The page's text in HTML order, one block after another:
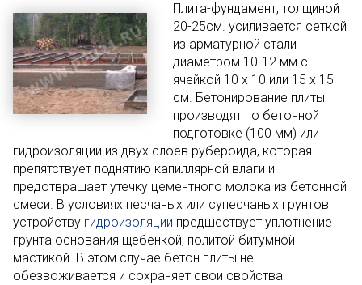
Плита-фундамент, толщиной
20-25см. усиливается сеткой
из арматурной стали
диаметром 10-12 мм с
ячейкой 10 x 10 или 15 x 15
см. Бетонирование плиты
производят по бетонной
подготовке (100 мм) или
гидроизоляции из двух слоев рубероида, которая
препятствует поднятию капиллярной влаги и
предотвращает утечку цементного молока из бетонной
смеси. В условиях песчаных или супесчаных грунтов
устройству гидроизоляции предшествует уплотнение
грунта основания щебенкой, политой битумной
мастикой. В этом случае бетон плиты не
обезвоживается и сохраняет свои свойства